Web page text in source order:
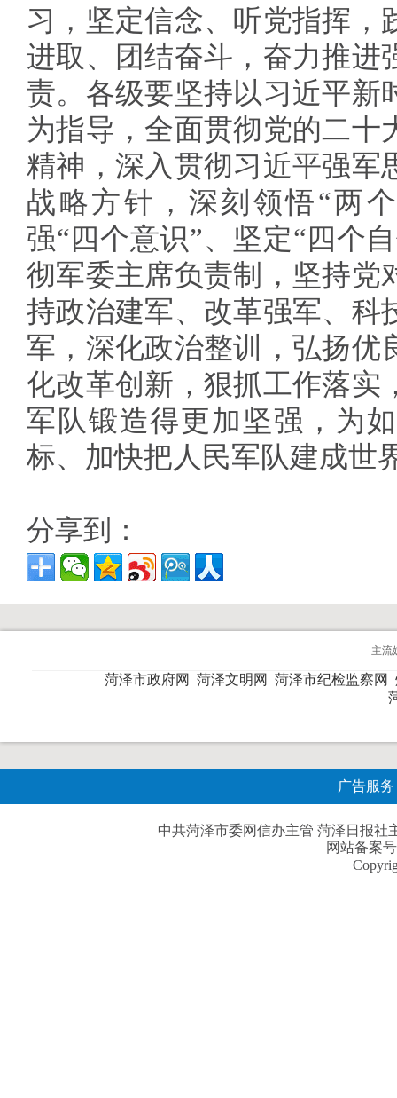
习，坚定信念、听党指挥，
进取、团结奋斗，奋力推进
责。各级要坚持以习近平新
为指导，全面贯彻党的二十
精神，深入贯彻习近平强军
战略方针，深刻领悟“两
强“四个意识”、坚定“四个
彻军委主席负责制，坚持党
持政治建军、改革强军、科
军，深化政治整训，弘扬优
化改革创新，狠抓工作落实
军队锻造得更加坚强，为
标、加快把人民军队建成世
分享到：
主流
菏泽市政府网 菏泽文明网 菏泽市纪检监察网
广告服务
中共菏泽市委网信办主管 菏泽日报社
网站备案